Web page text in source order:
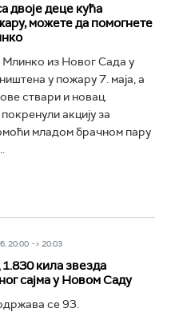
двоје деце кућа
можете да помогнете
из Новог Сада у
у пожару 7. маја, а
ствари и новац.
акцију за
младом брачном пару
20:00 -> 20:03
кила звезда
сајма у Новом Саду
се 93.